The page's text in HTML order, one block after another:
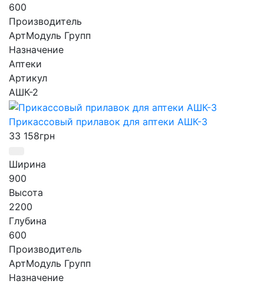
600
Производитель
АртМодуль Групп
Назначение
Аптеки
Артикул
АШК-2
Прикассовый прилавок для аптеки АШК-3
33 158грн
Ширина
900
Высота
2200
Глубина
600
Производитель
АртМодуль Групп
Назначение